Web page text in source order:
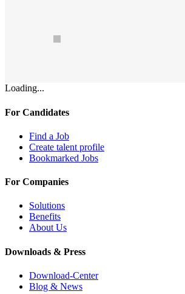
Loading...
For Candidates
Find a Job
Create talent profile
Bookmarked Jobs
For Companies
Solutions
Benefits
About Us
Downloads & Press
Download-Center
Blog & News